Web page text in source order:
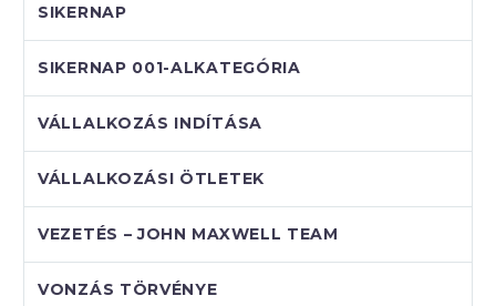
SIKERNAP
SIKERNAP 001-ALKATEGÓRIA
VÁLLALKOZÁS INDÍTÁSA
VÁLLALKOZÁSI ÖTLETEK
VEZETÉS – JOHN MAXWELL TEAM
VONZÁS TÖRVÉNYE